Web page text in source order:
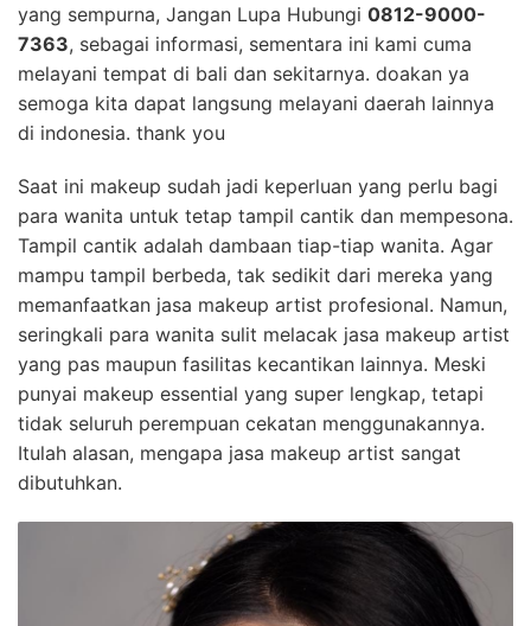
yang sempurna, Jangan Lupa Hubungi 0812-9000-
7363, sebagai informasi, sementara ini kami cuma
melayani tempat di bali dan sekitarnya. doakan ya
semoga kita dapat langsung melayani daerah lainnya
di indonesia. thank you
Saat ini makeup sudah jadi keperluan yang perlu bagi
para wanita untuk tetap tampil cantik dan mempesona.
Tampil cantik adalah dambaan tiap-tiap wanita. Agar
mampu tampil berbeda, tak sedikit dari mereka yang
memanfaatkan jasa makeup artist profesional. Namun,
seringkali para wanita sulit melacak jasa makeup artist
yang pas maupun fasilitas kecantikan lainnya. Meski
punyai makeup essential yang super lengkap, tetapi
tidak seluruh perempuan cekatan menggunakannya.
Itulah alasan, mengapa jasa makeup artist sangat
dibutuhkan.